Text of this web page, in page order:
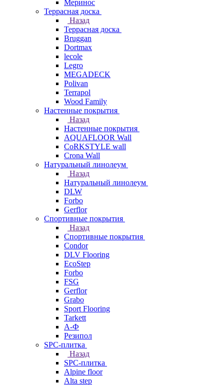
Меринос
Террасная доска
Назад
Террасная доска
Bruggan
Dortmax
lecole
Legro
MEGADECK
Polivan
Terrapol
Wood Family
Настенные покрытия
Назад
Настенные покрытия
AQUAFLOOR Wall
CoRKSTYLE wall
Crona Wall
Натуральный линолеум
Назад
Натуральный линолеум
DLW
Forbo
Gerflor
Спортивные покрытия
Назад
Спортивные покрытия
Condor
DLV Flooring
EcoStep
Forbo
FSG
Gerflor
Grabo
Sport Flooring
Tarkett
А-Ф
Резипол
SPC-плитка
Назад
SPC-плитка
Alpine floor
Alta step